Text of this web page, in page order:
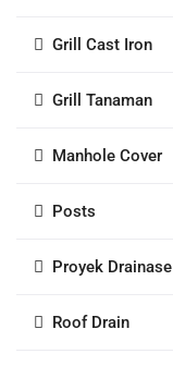
Grill Cast Iron
Grill Tanaman
Manhole Cover
Posts
Proyek Drainase
Roof Drain